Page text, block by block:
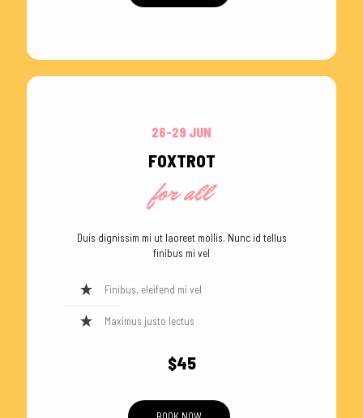
26-29 JUN
FOXTROT
for all
Duis dignissim mi ut laoreet mollis. Nunc id tellus
finibus mi vel
Finibus, eleifend mi vel
Maximus justo lectus
$45